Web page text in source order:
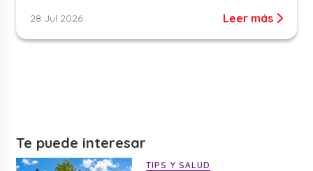
28 Jul 2026 Leer más
Te puede interesar
TIPS Y SALUD